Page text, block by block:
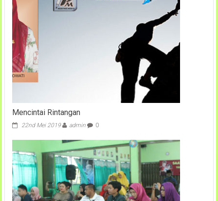
Mencintai Rintangan
22nd Mei 2019 admin 0